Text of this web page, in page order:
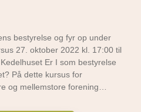
bestyrelse og fyr op under
27. oktober 2022 kl. 17:00 til
Er I som bestyrelse
På dette kursus for
og mellemstore forening…